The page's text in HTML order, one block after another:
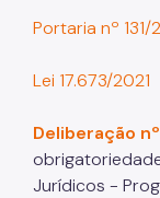
Aulas abertas
Escola
Portaria nº 131/
Lei 17.673/2021
Deliberação
Jurídicos -